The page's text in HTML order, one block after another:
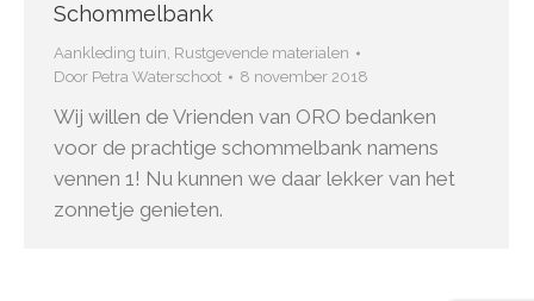
Schommelbank
Aankleding tuin, Rustgevende materialen
Door Petra Waterschoot 8 november 2018
Wij willen de Vrienden van ORO bedanken
voor de prachtige schommelbank namens
vennen 1! Nu kunnen we daar lekker van het
zonnetje genieten.